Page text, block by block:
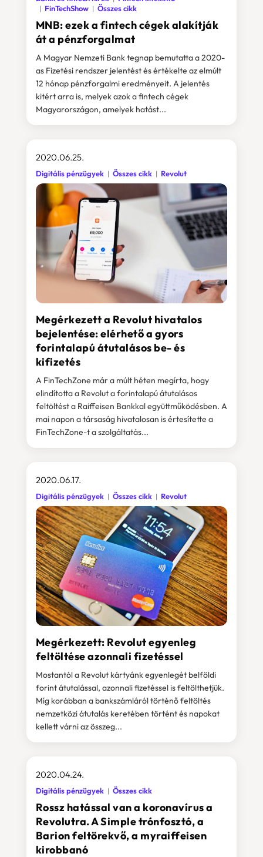
MNB: ezek a fintech cégek alakítják
át a pénzforgalmat
FinTechShow
Összes cikk
A Magyar Nemzeti Bank tegnap bemutatta a 2020-
as Fizetési rendszer jelentést és értékelte az elmúlt
12 hónap pénzforgalmi eredményeit. A jelentés
kitért arra is, melyek azok a fintech cégek
Magyarországon, amelyek hatást...
Megérkezett a Revolut hivatalos
bejelentése: elérhető a gyors
forintalapú átutalásos be- és
kifizetés
2020.06.25.
Digitális pénzügyek Összes cikk Revolut
A FinTechZone már a múlt héten megírta, hogy
elindította a Revolut a forintalapú átutalásos
feltöltést a Raiffeisen Bankkal együttműködésben. A
mai napon a társaság hivatalosan is értesítette a
FinTechZone-t a szolgáltatás...
Megérkezett: Revolut egyenleg
feltöltése azonnali fizetéssel
2020.06.17.
Digitális pénzügyek Összes cikk Revolut
Mostantól a Revolut kártyánk egyenlegét belföldi
forint átutalással, azonnali fizetéssel is feltölthetjük.
Míg korábban a bankszámláról történő feltöltés
nemzetközi átutalás keretében történt és napokat
kellett várni az összeg...
Rossz hatással van a koronavírus a
Revolutra. A Simple trónfosztó, a
Barion feltörekvő, a myraiffeisen
kirobbanó
2020.04.24.
Digitális pénzügyek Összes cikk